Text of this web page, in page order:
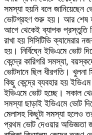
সমস্যা হয়নি বলে জানিয়েছেন
ভোটগ্রহণ শুরু হয়। আর শেষ
আগে থেকেই ব্যাপক প্রস্তুতি
রাখা হয় সিসিটিভি ক্যামেরার
হয়। নির্বিঘ্নে ইভিএমে ভোট
কেন্দ্রে কারিগরি সমস্যা,
ভোটদানে ছিল ধীরগতি। খুলনা
কিছু কেন্দ্রে ব্যবহার হয়
ইভিএমে ভোট হচ্ছে। সকাল
সমস্যা ছাড়াই ইভিএমে ভোট
মেলাসহ কিছুটা সমস্যা হলেও
প্রথম ভোট দেওয়ার অভিজ্ঞতা